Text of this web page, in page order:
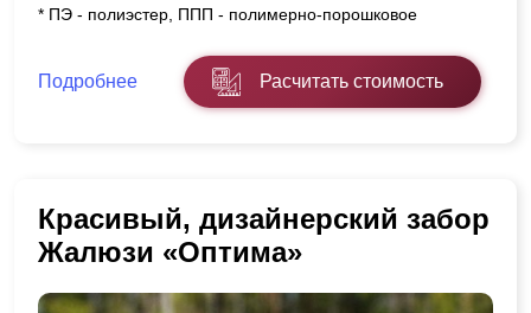
* ПЭ - полиэстер, ППП - полимерно-порошковое
Подробнее Расчитать стоимость
Красивый, дизайнерский забор
Жалюзи «Оптима»